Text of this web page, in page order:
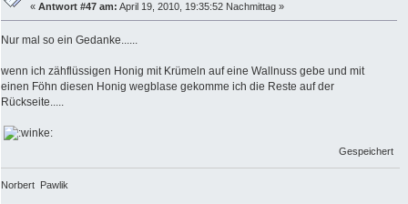
«Antwort #47 am: April 19, 2010, 19:35:52 Nachmittag »
Nur mal so ein Gedanke......
wenn ich zähflüssigen Honig mit Krümeln auf eine Wallnuss gebe und mit
einen Föhn diesen Honig wegblase gekomme ich die Reste auf der
Rückseite.....
Gespeichert
Norbert Pawlik